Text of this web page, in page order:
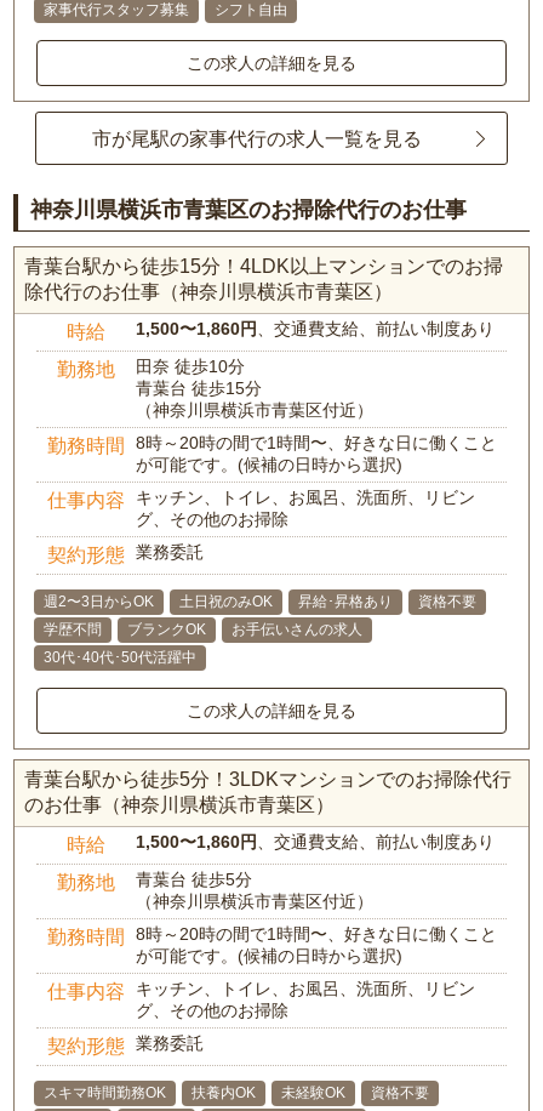
家事代行スタッフ募集
シフト自由
この求人の詳細を見る
市が尾駅の家事代行の求人一覧を見る
神奈川県横浜市青葉区のお掃除代行のお仕事
青葉台駅から徒歩15分！4LDK以上マンションでのお掃
除代行のお仕事（神奈川県横浜市青葉区）
時給 1,500〜1,860円 、交通費支給、前払い制度あり
勤務地
田奈 徒歩10分
青葉台 徒歩15分
（神奈川県横浜市青葉区付近）
勤務時間
8時～20時の間で1時間〜、好きな日に働くこと
が可能です。(候補の日時から選択)
仕事内容
キッチン、トイレ、お風呂、洗面所、リビン
グ、その他のお掃除
契約形態 業務委託
週2〜3日からOK 土日祝のみOK 昇給･昇格あり
資格不要
学歴不問
ブランクOK
お手伝いさんの求人
30代･40代･50代活躍中
この求人の詳細を見る
青葉台駅から徒歩5分！3LDKマンションでのお掃除代行
のお仕事（神奈川県横浜市青葉区）
時給 1,500〜1,860円 、交通費支給、前払い制度あり
勤務地
青葉台 徒歩5分
（神奈川県横浜市青葉区付近）
勤務時間
8時～20時の間で1時間〜、好きな日に働くこと
が可能です。(候補の日時から選択)
仕事内容
キッチン、トイレ、お風呂、洗面所、リビン
グ、その他のお掃除
契約形態 業務委託
スキマ時間勤務OK 扶養内OK 未経験OK
資格不要